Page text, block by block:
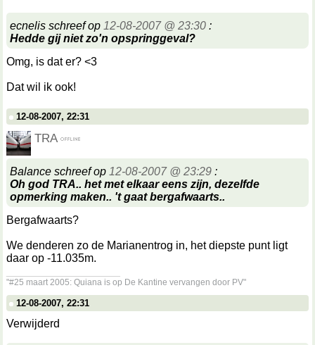
ecnelis schreef op 12-08-2007 @ 23:30 :
Hedde gij niet zo'n opspringgeval?
Omg, is dat er? <3
Dat wil ik ook!
12-08-2007, 22:31
TRA
Balance schreef op 12-08-2007 @ 23:29 :
Oh god TRA.. het met elkaar eens zijn, dezelfde
opmerking maken.. 't gaat bergafwaarts..
Bergafwaarts?
We denderen zo de Marianentrog in, het diepste punt ligt
daar op -11.035m.
"#25 maart 2005: Quiana is op De Kantine vervangen door PV"
12-08-2007, 22:31
Verwijderd